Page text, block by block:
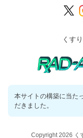
くす
本サイトの構築に当た
だきました。
Copyright 2026 く